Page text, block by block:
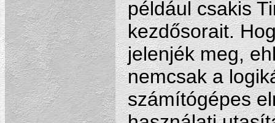
például csakis
kezdősorait.
jelenjék meg,
nemcsak a
számítógépes